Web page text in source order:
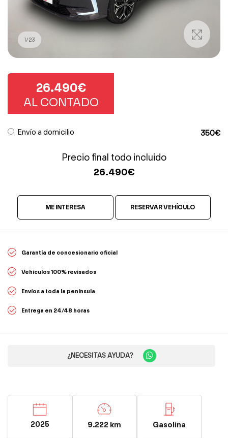
1/23
26.490€
AL CONTADO
Envío a domicilio 350€
Precio final todo incluido
26.490€
ME INTERESA RESERVAR VEHÍCULO
Garantía de concesionario oficial
Vehículos 100% revisados
Envíos a toda la península
Entrega en 24/48 horas
¿NECESITAS AYUDA?
2025 9.222 km Gasolina